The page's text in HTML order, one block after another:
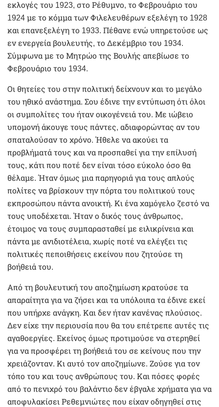
εκλογές του 1923, στο Ρέθυμνο, το Φεβρουάριο του
1924 με το κόμμα των Φιλελευθέρων εξελέγη το 1928
και επανεξελέγη το 1933. Πέθανε ενώ υπηρετούσε ως
εν ενεργεία βουλευτής, το Δεκέμβριο του 1934.
Σύμφωνα με το Μητρώο της Βουλής απεβίωσε το
Φεβρουάριο του 1934.
Οι θητείες του στην πολιτική δείχνουν και το μεγάλο
του ηθικό ανάστημα. Σου έδινε την εντύπωση ότι όλοι
οι συμπολίτες του ήταν οικογένειά του. Με ιώβειο
υπομονή άκουγε τους πάντες, αδιαφορώντας αν του
σπαταλούσαν το χρόνο. Ήθελε να ακούει τα
προβλήματά τους και να προσπαθεί για την επίλυσή
τους, κάτι που ποτέ δεν είναι τόσο εύκολο όσο θα
θέλαμε. Ήταν όμως μια παρηγοριά για τους απλούς
πολίτες να βρίσκουν την πόρτα του πολιτικού τους
εκπροσώπου πάντα ανοικτή. Κι ένα χαμόγελο ζεστό να
τους υποδέχεται. Ήταν ο δικός τους άνθρωπος,
έτοιμος να τους συμπαρασταθεί με ειλικρίνεια και
πάντα με ανιδιοτέλεια, χωρίς ποτέ να ελέγξει τις
πολιτικές πεποιθήσεις εκείνου που ζητούσε τη
βοήθειά του.
Από τη βουλευτική του αποζημίωση κρατούσε τα
απαραίτητα για να ζήσει και τα υπόλοιπα τα έδινε εκεί
που υπήρχε ανάγκη. Και δεν ήταν κανένας πλούσιος.
Δεν είχε την περιουσία που θα του επέτρεπε αυτές τις
αγαθοεργίες. Εκείνος όμως προτιμούσε να στερηθεί
για να προσφέρει τη βοήθειά του σε κείνους που την
χρειάζονταν. Κι αυτό τον αποζημίωνε. Ζούσε για τον
τόπο του και τους ανθρώπους του. Και πόσες φορές
από το πενιχρό του βαλάντιο δεν έβγαλε χρήματα για να
αποφυλακίσει Ρεθεμνιώτες που είχαν οδηγηθεί στις